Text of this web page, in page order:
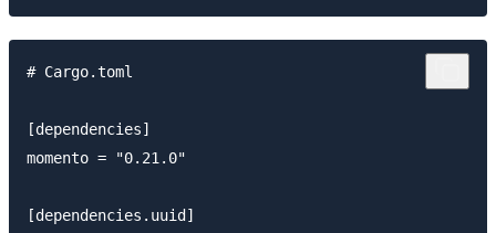
# Cargo.toml
[dependencies]
momento = "0.21.0"
[dependencies.uuid]